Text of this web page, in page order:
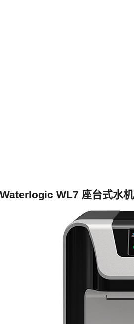
Waterlogic WL7 座台式水机